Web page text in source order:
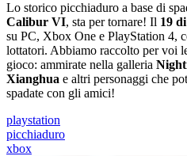
Lo storico picchiaduro a base di
Calibur VI, sta per tornare! Il 19
su PC, Xbox One e PlayStation 4,
lottatori. Abbiamo raccolto per voi
gioco: ammirate nella galleria
Xianghua e altri personaggi che
spadate con gli amici!
playstation
picchiaduro
xbox